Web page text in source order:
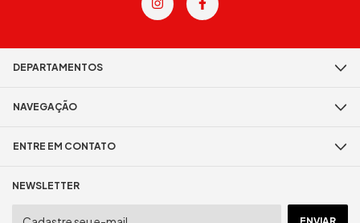
DEPARTAMENTOS
NAVEGAÇÃO
ENTRE EM CONTATO
NEWSLETTER